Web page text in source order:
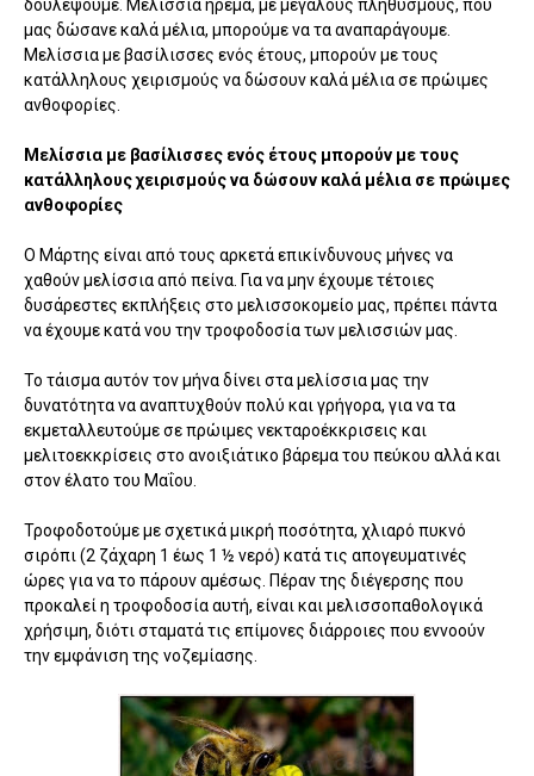
δουλέψουμε. Μελίσσια ήρεμα, με μεγάλους πληθυσμούς, που
μας δώσανε καλά μέλια, μπορούμε να τα αναπαράγουμε.
Μελίσσια με βασίλισσες ενός έτους, μπορούν με τους
κατάλληλους χειρισμούς να δώσουν καλά μέλια σε πρώιμες
ανθοφορίες.
Μελίσσια με βασίλισσες ενός έτους μπορούν με τους
κατάλληλους χειρισμούς να δώσουν καλά μέλια σε πρώιμες
ανθοφορίες
Ο Μάρτης είναι από τους αρκετά επικίνδυνους μήνες να
χαθούν μελίσσια από πείνα. Για να μην έχουμε τέτοιες
δυσάρεστες εκπλήξεις στο μελισσοκομείο μας, πρέπει πάντα
να έχουμε κατά νου την τροφοδοσία των μελισσιών μας.
Το τάισμα αυτόν τον μήνα δίνει στα μελίσσια μας την
δυνατότητα να αναπτυχθούν πολύ και γρήγορα, για να τα
εκμεταλλευτούμε σε πρώιμες νεκταροέκκρισεις και
μελιτοεκκρίσεις στο ανοιξιάτικο βάρεμα του πεύκου αλλά και
στον έλατο του Μαΐου.
Τροφοδοτούμε με σχετικά μικρή ποσότητα, χλιαρό πυκνό
σιρόπι (2 ζάχαρη 1 έως 1 ½ νερό) κατά τις απογευματινές
ώρες για να το πάρουν αμέσως. Πέραν της διέγερσης που
προκαλεί η τροφοδοσία αυτή, είναι και μελισσοπαθολογικά
χρήσιμη, διότι σταματά τις επίμονες διάρροιες που εννοούν
την εμφάνιση της νοζεμίασης.